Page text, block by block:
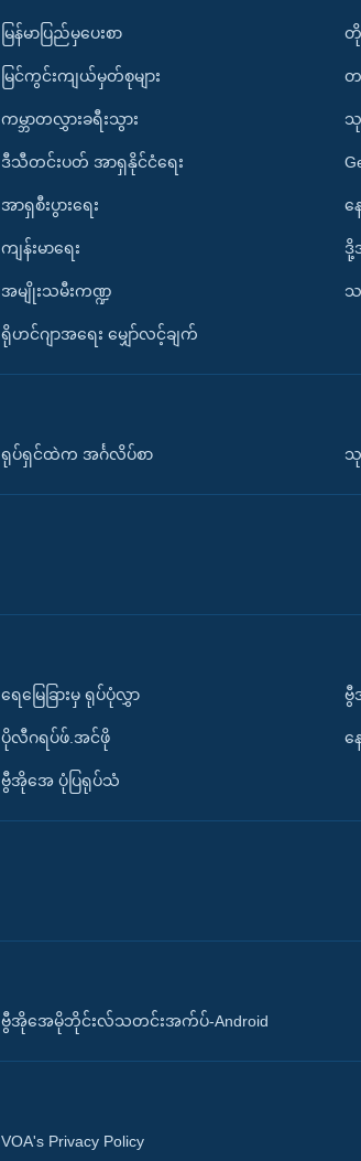
မြန်မာပြည်မှပေးစာ
မြင်ကွင်းကျယ်မှတ်စုများ
ကမ္ဘာတလွှားခရီးသွား
ဒီသီတင်းပတ် အာရှနိုင်ငံရေး
အာရှစီးပွားရေး
ကျန်းမာရေး
အမျိုးသမီးကဏ္ဍ
ရိုဟင်ဂျာအရေး မျှော်လင့်ချက်
တို
တ
န
သ
ရုပ်ရှင်ထဲက အင်္ဂလိပ်စာ သု
ရေမြေခြားမှ ရုပ်ပုံလွှာ
ပိုလီဂရပ်ဖ်.အင်ဖို
ဗွီအိုအေ ပုံပြရုပ်သံ
ဗွီ
န
ဗွီအိုအေမိုဘိုင်းလ်သတင်းအက်ပ်-Android
VOA's Privacy Policy